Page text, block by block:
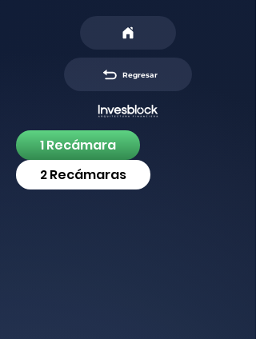
Regresar
1 Recámara
2 Recámaras